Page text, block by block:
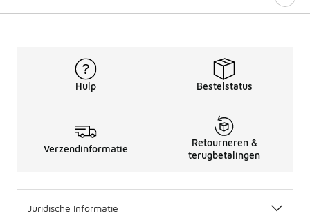
Hulp Bestelstatus
Verzendinformatie
Retourneren &
terugbetalingen
Juridische Informatie